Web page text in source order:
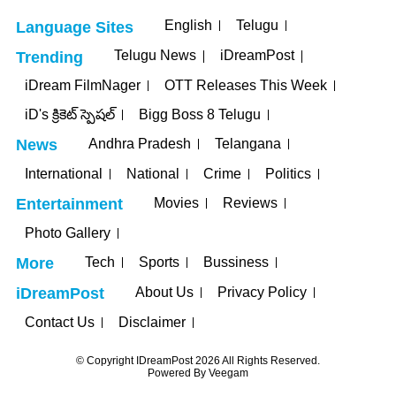
Language Sites English Telugu
Trending Telugu News
iDreamPost
iDream FilmNager
OTT Releases This Week
iD's క్రికెట్ స్పెషల్
Bigg Boss 8 Telugu
News Andhra Pradesh
Telangana
International
National Crime Politics
Entertainment Movies
Reviews
Photo Gallery
More Tech Sports Bussiness
iDreamPost About Us
Privacy Policy
Contact Us
Disclaimer
© Copyright IDreamPost 2026 All Rights Reserved.
Powered By Veegam